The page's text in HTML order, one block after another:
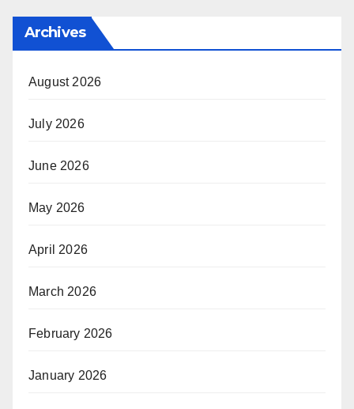
Archives
August 2026
July 2026
June 2026
May 2026
April 2026
March 2026
February 2026
January 2026